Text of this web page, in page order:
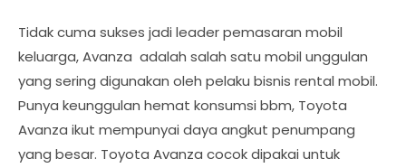
Tidak cuma sukses jadi leader pemasaran mobil
keluarga, Avanza adalah salah satu mobil unggulan
yang sering digunakan oleh pelaku bisnis rental mobil.
Punya keunggulan hemat konsumsi bbm, Toyota
Avanza ikut mempunyai daya angkut penumpang
yang besar. Toyota Avanza cocok dipakai untuk